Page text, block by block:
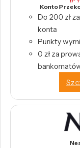
Konto
Do 200 zł
konta
Punkty
0 zł za